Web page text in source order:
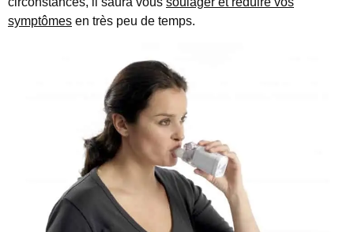
symptômes en très peu de temps.